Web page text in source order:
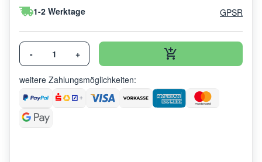
1-2 Werktage GPSR
- +
weitere Zahlungsmöglichkeiten: